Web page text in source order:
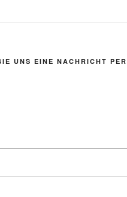
UNS EINE NACHRICHT